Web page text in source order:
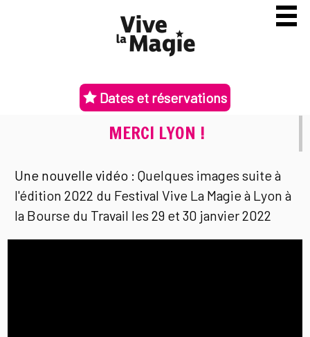
Dates et réservations
MERCI LYON !
Une nouvelle vidéo :Quelques images suite à
l'édition 2022 du Festival Vive La Magie à Lyon à
la Bourse du Travail les 29 et 30 janvier 2022